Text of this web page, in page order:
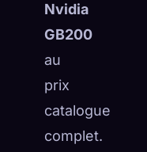
Nvidia
GB200
au
prix
catalogue
complet.